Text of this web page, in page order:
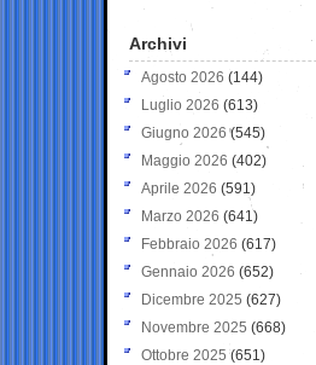
Archivi
Agosto 2026 (144)
Luglio 2026 (613)
Giugno 2026 (545)
Maggio 2026 (402)
Aprile 2026 (591)
Marzo 2026 (641)
Febbraio 2026 (617)
Gennaio 2026 (652)
Dicembre 2025 (627)
Novembre 2025 (668)
Ottobre 2025 (651)